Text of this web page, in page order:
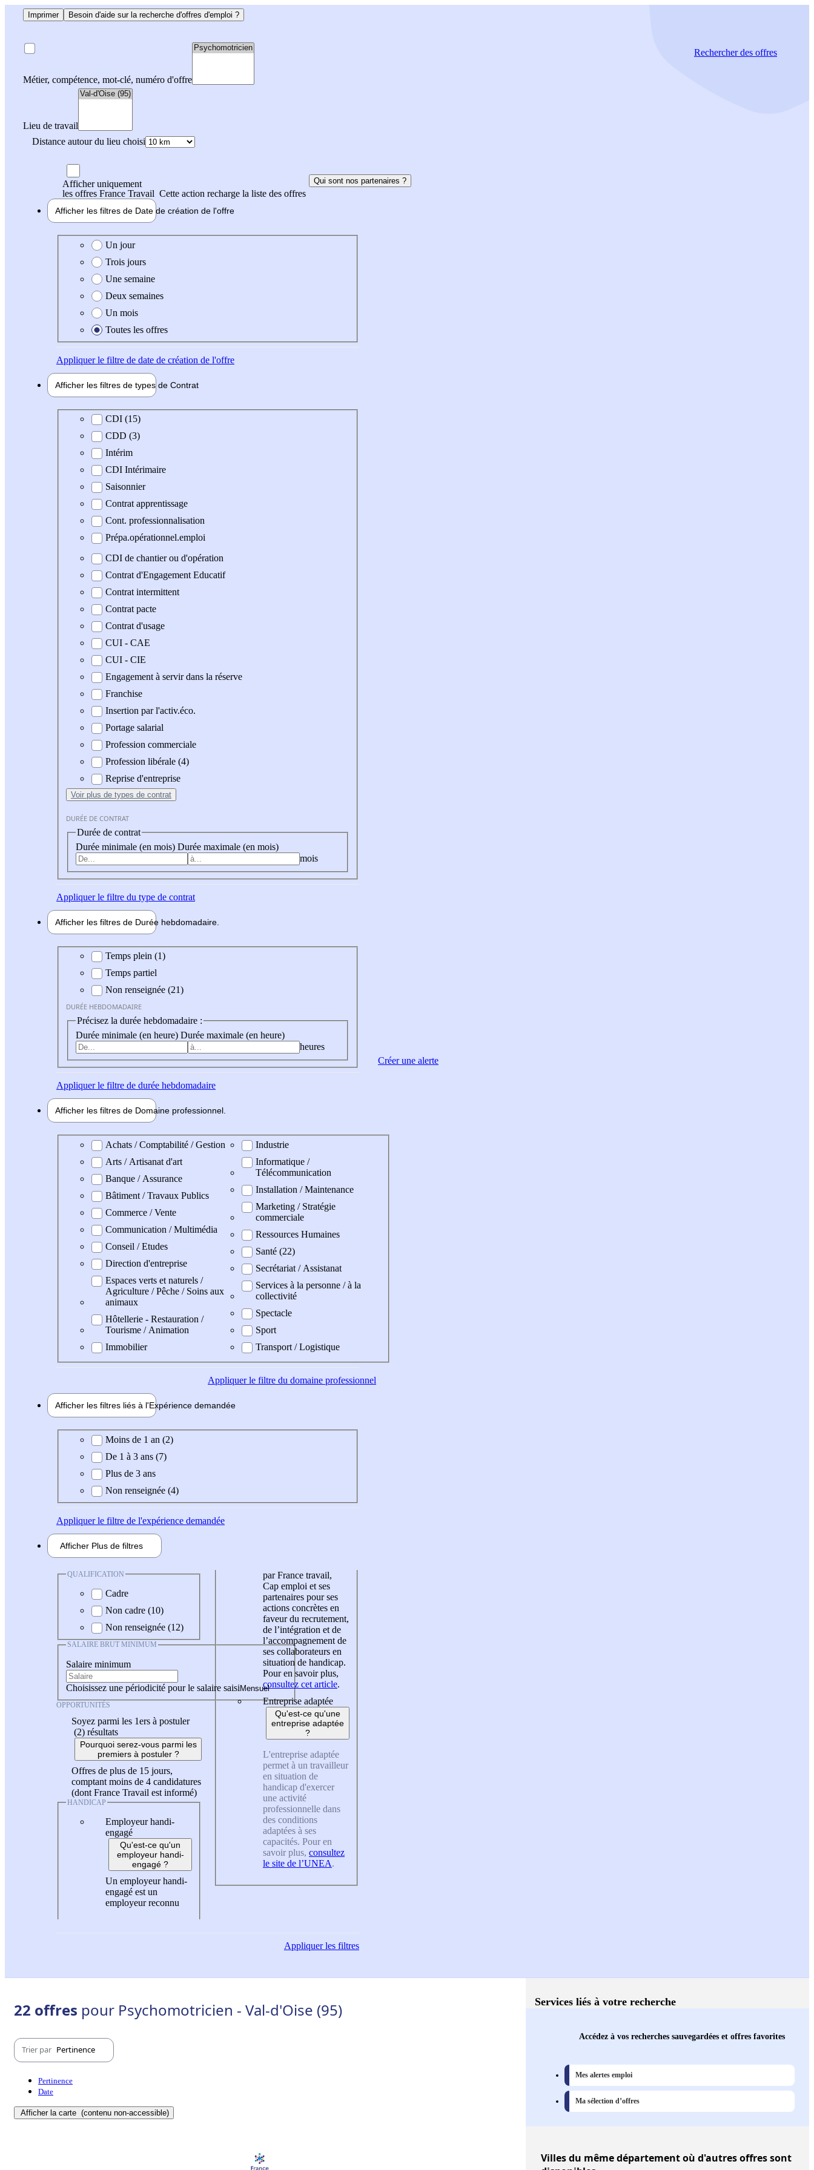
Imprimer Besoin d'aide sur la recherche d'offres d'emploi ?
Métier, compétence, mot-clé, numéro d'offre
Lieu de travail
Distance autour du lieu choisi
Rechercherdes offres
Afficher uniquement
les offres France Travail Cette action recharge la liste des offres
Qui sont nos partenaires ?
Afficher les filtres de Date de création de l'offre
Date de création de l'offre
Un jour
Trois jours
Une semaine
Deux semaines
Un mois
Toutes les offres
Appliquerle filtre de date de création de l'offre
Afficher les filtres de types de Contrat
Type de contratCDI (15)
CDD (3)
Intérim
CDI Intérimaire
Saisonnier
Contrat apprentissage
Cont. professionnalisation
Prépa.opérationnel.emploi
CDI de chantier ou d'opération
Contrat d'Engagement Educatif
Contrat intermittent
Contrat pacte
Contrat d'usage
CUI - CAE
CUI - CIE
Engagement à servir dans la réserve
Franchise
Insertion par l'activ.éco.
Portage salarial
Profession commerciale
Profession libérale (4)
Reprise d'entreprise
Voir plus de types de contrat
DURÉE DE CONTRAT
Durée de contrat
Durée minimale (en mois) Durée maximale (en mois)
mois
Appliquerle filtre du type de contrat
Afficher les filtres de Durée hebdomadaire
Durée hebdomadaire
Temps plein (1)
Temps partiel
Non renseignée (21)
DURÉE HEBDOMADAIRE
Précisez la durée hebdomadaire :
Durée minimale (en heure) Durée maximale (en heure)
heures
Appliquerle filtre de durée hebdomadaire
Afficher les filtres de Domaine professionnel
Domaine professionel
Achats / Comptabilité / Gestion
Arts / Artisanat d'art
Banque / Assurance
Bâtiment / Travaux Publics
Commerce / Vente
Communication / Multimédia
Conseil / Etudes
Direction d'entreprise
Espaces verts et naturels /
Agriculture / Pêche / Soins aux
animaux
Hôtellerie - Restauration /
Tourisme / Animation
Immobilier
Industrie
Informatique /
Télécommunication
Installation / Maintenance
Marketing / Stratégie
commerciale
Ressources Humaines
Santé (22)
Secrétariat / Assistanat
Services à la personne / à la
collectivité
Spectacle
Sport
Transport / Logistique
Appliquerle filtre du domaine professionnel
Afficher les filtres liés à l'Expérience demandée
Expérience demandée
Moins de 1 an (2)
De 1 à 3 ans (7)
Plus de 3 ans
Non renseignée (4)
Appliquerle filtre de l'expérience demandée
Afficher Plus de filtres
QUALIFICATION
Cadre
Non cadre (10)
Non renseignée (12)
SALAIRE BRUT MINIMUM
Salaire minimum
Choisissez une périodicité pour le salaire saisi
OPPORTUNITÉS
Soyez parmi les 1ers à postuler
(2) résultats
Pourquoi serez-vous parmi les
premiers à postuler ?
Offres de plus de 15 jours,
comptant moins de 4 candidatures
(dont France Travail est informé)
HANDICAP
Employeur handi-
engagé
Qu'est-ce qu'un
employeur handi-
engagé ?
Un employeur handi-
engagé est un
employeur reconnu
par France travail,
Cap emploi et ses
partenaires pour ses
actions concrètes en
faveur du recrutement,
de l’intégration et de
l’accompagnement de
ses collaborateurs en
situation de handicap.
Pour en savoir plus,
consultez cet article.
Entreprise adaptée
Qu'est-ce qu'une
entreprise adaptée
?
L'entreprise adaptée
permet à un travailleur
en situation de
handicap d'exercer
une activité
professionnelle dans
des conditions
adaptées à ses
capacités. Pour en
savoir plus, consultez
le site de l’UNEA.
Appliquerles filtres
Créer une alerte
22 offres pour Psychomotricien - Val-d'Oise (95)
Trier par Pertinence
Pertinence
Date
Afficher la carte (contenu non-accessible)
Services liés à votre recherche
Accédez à vos recherches sauvegardées et offres favorites
Mes alertes emploi
Ma sélection d’offres
Villesdu même département où d'autres offres sont